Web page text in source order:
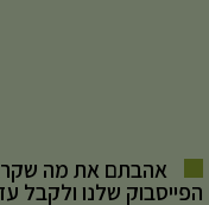
אהבתם את מה
הפייסבוק שלנו ולקבל